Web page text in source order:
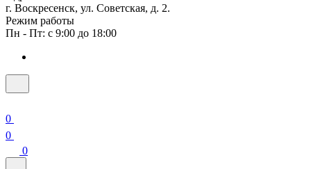
г. Воскресенск, ул. Советская, д. 2.
Режим работы
Пн - Пт: с 9:00 до 18:00
0
0
0